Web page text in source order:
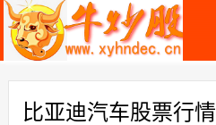
比亚迪汽车股票行情